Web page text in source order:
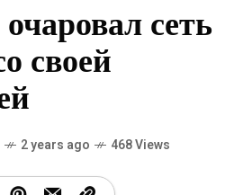
сеть
своей
2 years ago 468 Views